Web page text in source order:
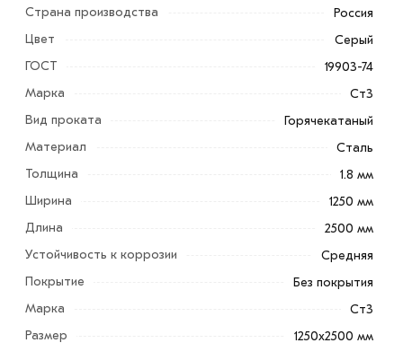
Металлический стальной лист горячекатаный 1.8 мм
строительстве, в ремонте и в быту. Он отличается
прочностью и ровной поверхностью.
для ограждений, перекрытий, настилов. Применяется в
отделке офисов и ангаров.
Страна производства
Россия
Цвет
Серый
ГОСТ
19903-74
Марка
Ст3
Вид проката
Горячекатаный
Материал
Сталь
Толщина
1.8 мм
Ширина
1250 мм
Длина
2500 мм
Устойчивость к коррозии
Средняя
Покрытие
Без покрытия
Марка
Ст3
Размер
1250х2500 мм